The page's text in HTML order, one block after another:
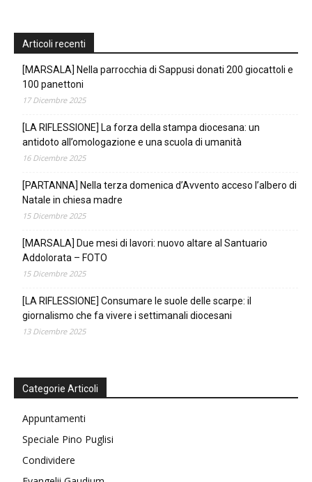
Articoli recenti
[MARSALA] Nella parrocchia di Sappusi donati 200 giocattoli e
100 panettoni
17 Dicembre 2025
[LA RIFLESSIONE] La forza della stampa diocesana: un
antidoto all’omologazione e una scuola di umanità
16 Dicembre 2025
[PARTANNA] Nella terza domenica d’Avvento acceso l’albero di
Natale in chiesa madre
15 Dicembre 2025
[MARSALA] Due mesi di lavori: nuovo altare al Santuario
Addolorata – FOTO
15 Dicembre 2025
[LA RIFLESSIONE] Consumare le suole delle scarpe: il
giornalismo che fa vivere i settimanali diocesani
13 Dicembre 2025
Categorie Articoli
Appuntamenti
Speciale Pino Puglisi
Condividere